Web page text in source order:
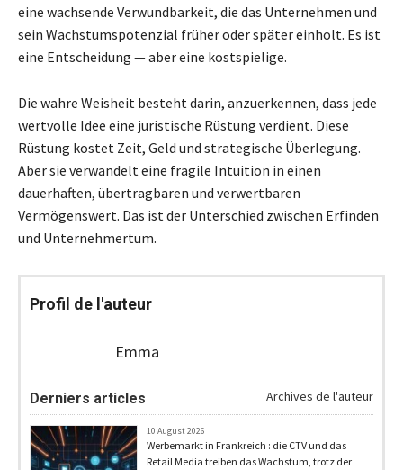
eine wachsende Verwundbarkeit, die das Unternehmen und
sein Wachstumspotenzial früher oder später einholt. Es ist
eine Entscheidung — aber eine kostspielige.
Die wahre Weisheit besteht darin, anzuerkennen, dass jede
wertvolle Idee eine juristische Rüstung verdient. Diese
Rüstung kostet Zeit, Geld und strategische Überlegung.
Aber sie verwandelt eine fragile Intuition in einen
dauerhaften, übertragbaren und verwertbaren
Vermögenswert. Das ist der Unterschied zwischen Erfinden
und Unternehmertum.
Profil de l'auteur
Emma
Derniers articles Archives de l'auteur
10 August 2026
Werbemarkt in Frankreich : die CTV und das
Retail Media treiben das Wachstum, trotz der